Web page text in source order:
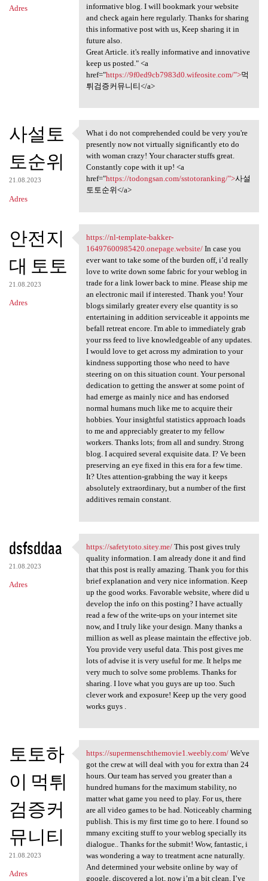
Adres
informative blog. I will bookmark your website
and check again here regularly. Thanks for sharing
this informative post with us, Keep sharing it in
future also.
Great Article. it's really informative and innovative
keep us posted." <a
href="https://9f0ed9cb7983d0.wifeosite.com/">먹
튀검증커뮤니티</a>
사설토
토순위
21.08.2023
Adres
What i do not comprehended
What i do not comprehended could be very you're
presently now not virtually significantly eto do
with woman crazy! Your character stuffs great.
Constantly cope with it up! <a
href="https://todongsan.com/sstotoranking/">사설
토토순위</a>
안전지
대 토토
21.08.2023
Adres
https://nl-template-bakker
https://nl-template-bakker-
16497600985420.onepage.website/In case you
ever want to take some of the burden off, i’d really
love to write down some fabric for your weblog in
trade for a link lower back to mine. Please ship me
an electronic mail if interested. Thank you! Your
blogs similarly greater every else quantity is so
entertaining in addition serviceable it appoints me
befall retreat encore. I'm able to immediately grab
your rss feed to live knowledgeable of any updates.
I would love to get across my admiration to your
kindness supporting those who need to have
steering on on this situation count. Your personal
dedication to getting the answer at some point of
had emerge as mainly nice and has endorsed
normal humans much like me to acquire their
hobbies. Your insightful statistics approach loads
to me and appreciably greater to my fellow
workers. Thanks lots; from all and sundry. Strong
blog. I acquired several exquisite data. I? Ve been
preserving an eye fixed in this era for a few time.
It? Utes attention-grabbing the way it keeps
absolutely extraordinary, but a number of the first
additives remain constant.
dsfsddaa
21.08.2023
Adres
https://safetytoto.sitey.me/
https://safetytoto.sitey.me/This post gives truly
quality information. I am already done it and find
that this post is really amazing. Thank you for this
brief explanation and very nice information. Keep
up the good works. Favorable website, where did u
develop the info on this posting? I have actually
read a few of the write-ups on your internet site
now, and I truly like your design. Many thanks a
million as well as please maintain the effective job.
You provide very useful data. This post gives me
lots of advise it is very useful for me. It helps me
very much to solve some problems. Thanks for
sharing. I love what you guys are up too. Such
clever work and exposure! Keep up the very good
works guys .
토토하
이 먹튀
검증커
뮤니티
21.08.2023
Adres
https://supermenschthemovie1
https://supermenschthemovie1.weebly.com/We've
got the crew at will deal with you for extra than 24
hours. Our team has served you greater than a
hundred humans for the maximum stability, no
matter what game you need to play. For us, there
are all video games to be had. Noticeably charming
publish. This is my first time go to here. I found so
mmany exciting stuff to your weblog specially its
dialogue.. Thanks for the submit! Wow, fantastic, i
was wondering a way to treatment acne naturally.
And determined your website online by way of
google, discovered a lot, now i’m a bit clean. I’ve